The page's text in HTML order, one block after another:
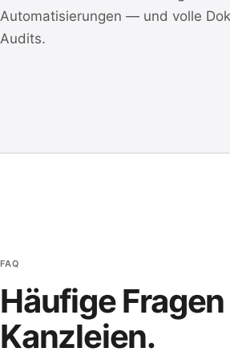
Automatisierungen — und volle
Audits.
FAQ
Häufige
Kanzleien.